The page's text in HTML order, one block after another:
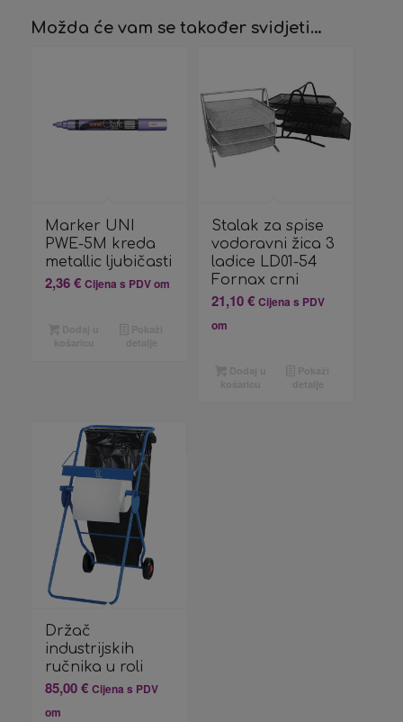
Možda će vam se također svidjeti…
Marker UNI
PWE-5M kreda
metallic ljubičasti
2,36€ Cijena s PDV om
Stalak za spise
vodoravni žica 3
ladice LD01-54
Fornax crni
21,10€ Cijena s PDV
om
Držač
industrijskih
ručnika u roli
85,00€ Cijena s PDV
om